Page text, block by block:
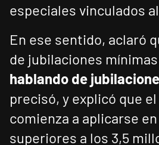
especiales vinculados
En ese sentido, aclaró
de jubilaciones
hablando de
precisó, y explicó que
comienza a aplicarse
superiores a los 3,5